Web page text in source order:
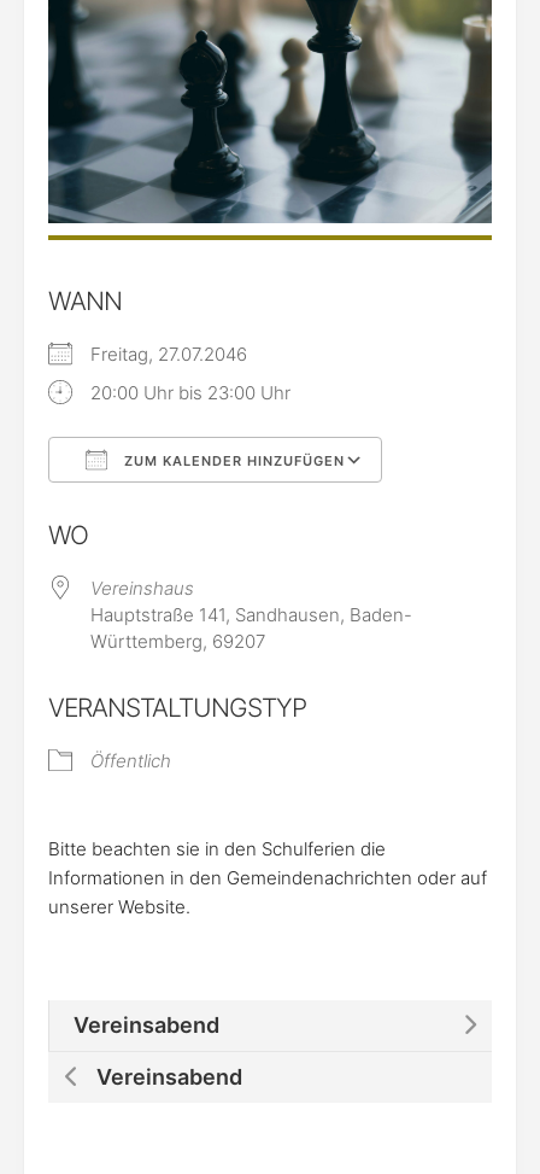
WANN
Freitag, 27.07.2046
20:00 Uhr bis 23:00 Uhr
ZUM KALENDER HINZUFÜGEN
WO
Vereinshaus
Hauptstraße 141, Sandhausen, Baden-
Württemberg, 69207
VERANSTALTUNGSTYP
Öffentlich
Bitte beachten sie in den Schulferien die
Informationen in den Gemeindenachrichten oder auf
unserer Website.
Vereinsabend
Vereinsabend